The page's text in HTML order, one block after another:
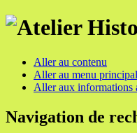
Aller au contenu
Aller au menu
Aller aux informations
Navigation de